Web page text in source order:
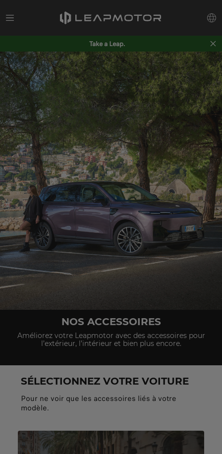
Take a Leap.
NOS ACCESSOIRES
Améliorez votre Leapmotor avec des accessoires pour
l’extérieur, l’intérieur et bien plus encore.
SÉLECTIONNEZ VOTRE VOITURE
Pour ne voir que les accessoires liés à votre
modèle.